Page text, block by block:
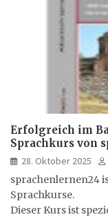
Erfolgreich im
Sprachkurs von
28. Oktober 2025
sprachenlernen24
Sprachkurse.
Dieser Kurs ist